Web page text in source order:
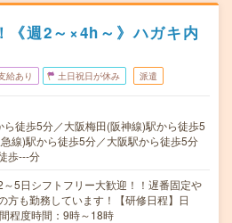
《週2～×4h～》ハガキ内
給あり 土日祝日が休み 派遣
ら徒歩5分／大阪梅田(阪神線)駅から徒歩5
線)駅から徒歩5分／大阪駅から徒歩5分
歩---分
～5日シフトフリー大歓迎！！遅番固定や
方も勤務しています！【研修日程】日
程度時間：9時～18時